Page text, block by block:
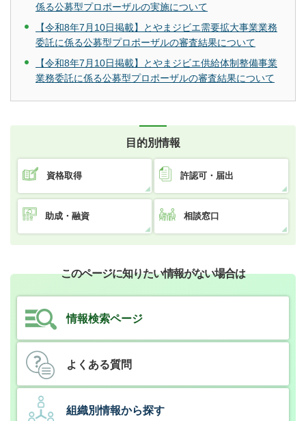
係る公募型プロポーザルの実施について
【令和8年7月10日掲載】とやまジビエ需要拡大事業業務
委託に係る公募型プロポーザルの審査結果について
【令和8年7月10日掲載】とやまジビエ供給体制整備事業
業務委託に係る公募型プロポーザルの審査結果について
目的別情報
資格取得 許認可・届出
助成・融資 相談窓口
このページに知りたい情報がない場合は
情報検索ページ
よくある質問
組織別情報から探す